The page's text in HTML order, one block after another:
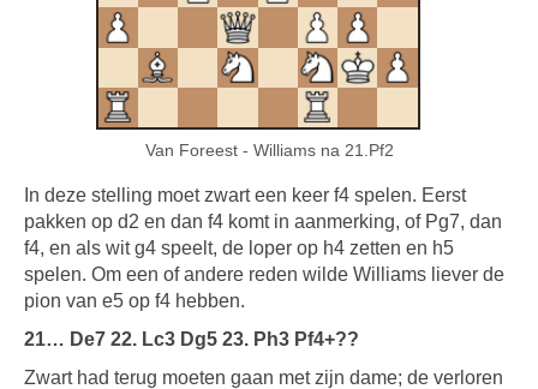
Van Foreest - Williams na 21.Pf2
In deze stelling moet zwart een keer f4 spelen. Eerst
pakken op d2 en dan f4 komt in aanmerking, of Pg7, dan
f4, en als wit g4 speelt, de loper op h4 zetten en h5
spelen. Om een of andere reden wilde Williams liever de
pion van e5 op f4 hebben.
21… De7 22. Lc3 Dg5 23. Ph3 Pf4+??
Zwart had terug moeten gaan met zijn dame; de verloren